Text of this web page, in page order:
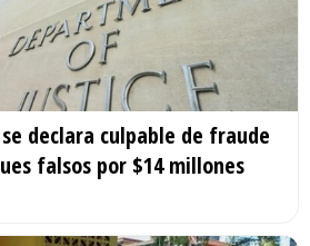
declara culpable de fraude
falsos por $14 millones